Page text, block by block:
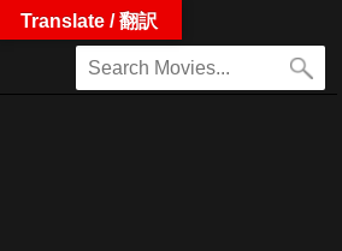
Translate / 翻訳